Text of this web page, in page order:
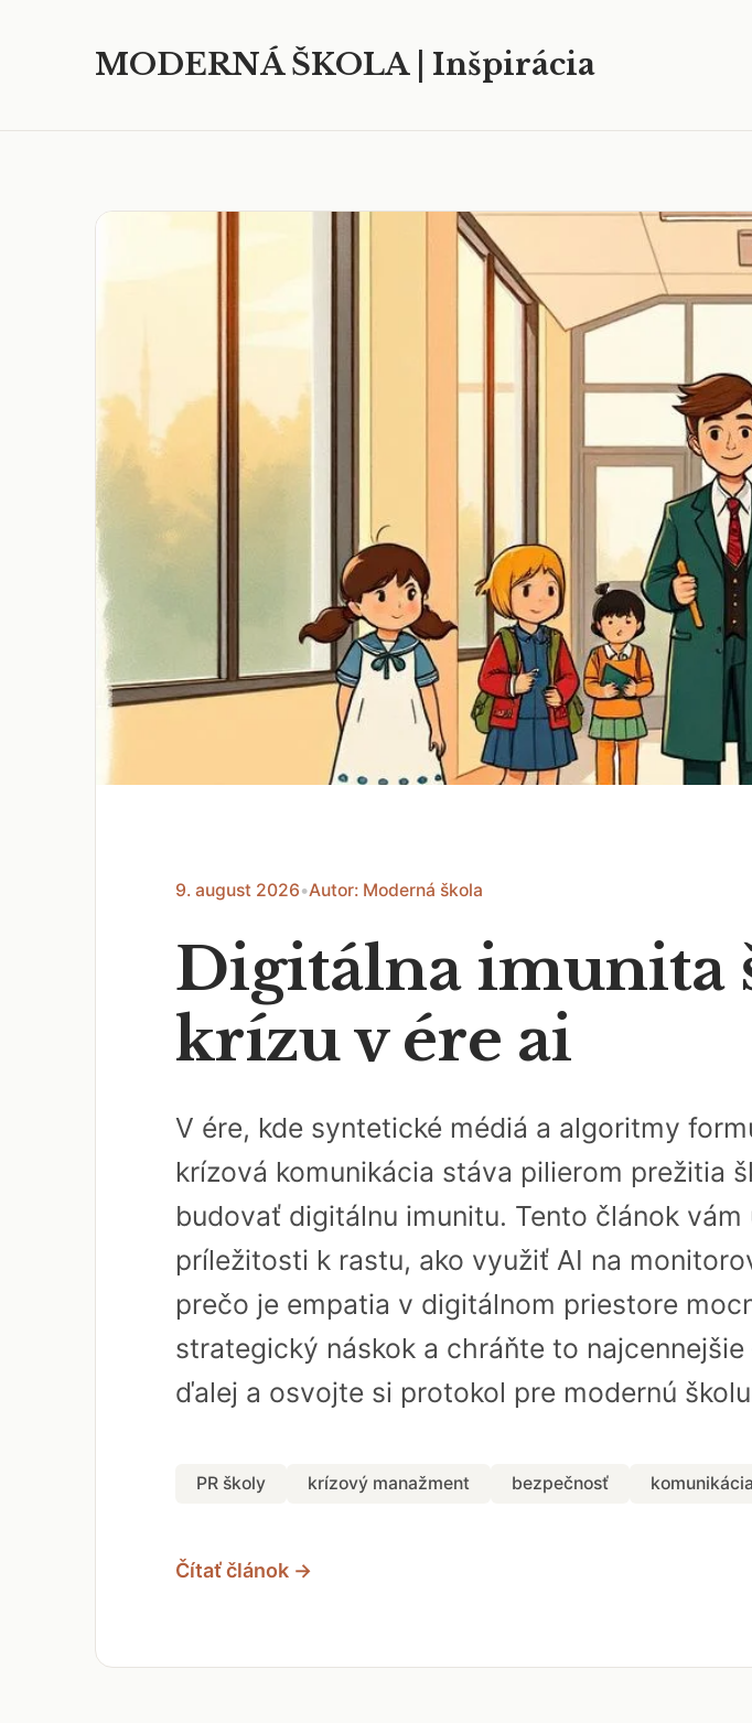
MODERNÁ ŠKOLA | Inšpirácia
9. august 2026•Autor: Moderná škola
Digitálna imunita
krízu v ére ai
V ére, kde syntetické médiá a algoritmy
krízová komunikácia stáva pilierom prežitia
budovať digitálnu imunitu. Tento článok
príležitosti k rastu, ako využiť AI na
prečo je empatia v digitálnom priestore
strategický náskok a chráňte to
ďalej a osvojte si protokol pre modernú
PR školy krízový manažment bezpečnosť komunikácia
Čítať článok →